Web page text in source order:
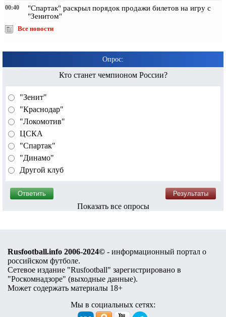
00:40
"Спартак" раскрыл порядок продажи билетов на игру с
"Зенитом"
Все новости
Опрос:
Кто станет чемпионом России?
"Зенит"
"Краснодар"
"Локомотив"
ЦСКА
"Спартак"
"Динамо"
Другой клуб
Показать все опросы
Rusfootball.info 2006-2024© - информационный портал о
российском футболе.
Сетевое издание "Rusfootball" зарегистрировано в
"Роскомнадзоре" (выходные данные).
Может содержать материалы 18+
Мы в социальных сетях: